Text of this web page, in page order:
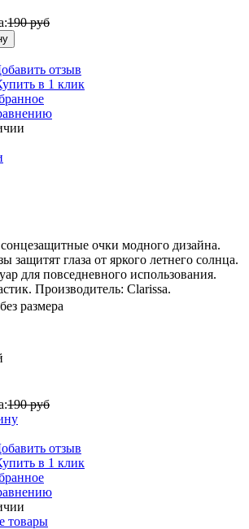
190руб
отзыв
в 1 клик
очки модного дизайна.
защитят глаза от яркого летнего солнца.
для повседневного использования.
Производитель: Clarissa.
без размера
190руб
отзыв
в 1 клик
товары